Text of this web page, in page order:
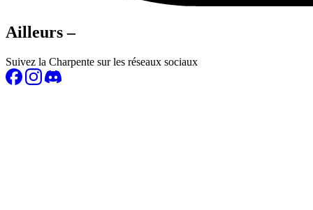
Ailleurs –
Suivez la Charpente sur les réseaux sociaux